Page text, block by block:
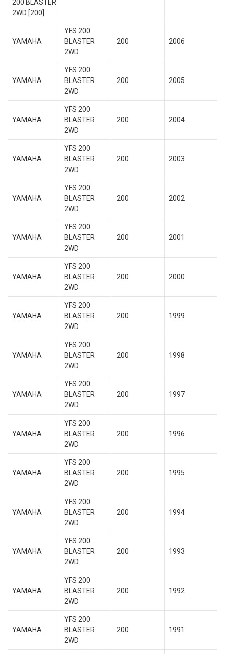
200 BLASTER
2WD [200]
YAMAHA
YFS 200
BLASTER
2WD
200 2006
YAMAHA
YFS 200
BLASTER
2WD
200 2005
YAMAHA
YFS 200
BLASTER
2WD
200 2004
YAMAHA
YFS 200
BLASTER
2WD
200 2003
YAMAHA
YFS 200
BLASTER
2WD
200 2002
YAMAHA
YFS 200
BLASTER
2WD
200 2001
YAMAHA
YFS 200
BLASTER
2WD
200 2000
YAMAHA
YFS 200
BLASTER
2WD
200 1999
YAMAHA
YFS 200
BLASTER
2WD
200 1998
YAMAHA
YFS 200
BLASTER
2WD
200 1997
YAMAHA
YFS 200
BLASTER
2WD
200 1996
YAMAHA
YFS 200
BLASTER
2WD
200 1995
YAMAHA
YFS 200
BLASTER
2WD
200 1994
YAMAHA
YFS 200
BLASTER
2WD
200 1993
YAMAHA
YFS 200
BLASTER
2WD
200 1992
YAMAHA
YFS 200
BLASTER
2WD
200 1991